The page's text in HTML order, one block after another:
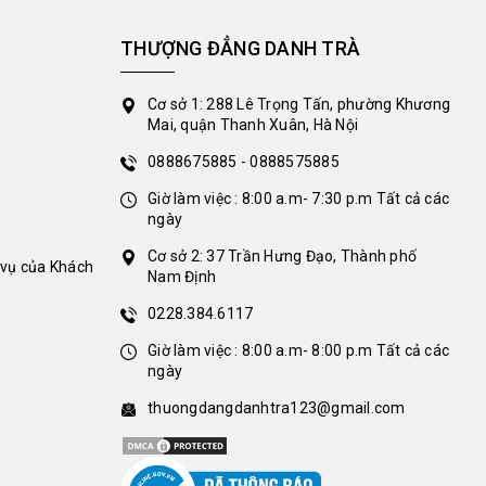
của Khách
THƯỢNG ĐẲNG DANH TRÀ
Cơ sở 1: 288 Lê Trọng Tấn, phường Khương
Mai, quận Thanh Xuân, Hà Nội
0888675885 - 0888575885
Giờ làm việc : 8:00 a.m- 7:30 p.m Tất cả các
ngày
Cơ sở 2: 37 Trần Hưng Đạo, Thành phố
Nam Định
0228.384.6117
Giờ làm việc : 8:00 a.m- 8:00 p.m Tất cả các
ngày
thuongdangdanhtra123@gmail.com